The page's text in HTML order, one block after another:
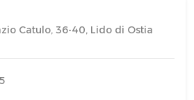
Catulo, 36-40, Lido di Ostia